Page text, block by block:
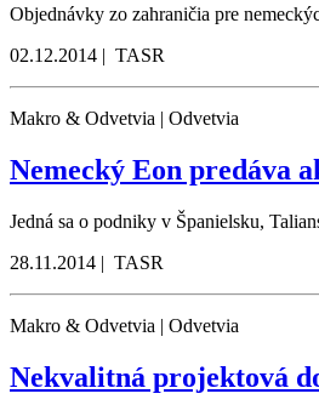
Objednávky zo zahraničia pre
02.12.2014 | TASR
Makro & Odvetvia | Odvetvia
Nemecký Eon predáva
Jedná sa o podniky v Španielsku,
28.11.2014 | TASR
Makro & Odvetvia | Odvetvia
Nekvalitná projektová